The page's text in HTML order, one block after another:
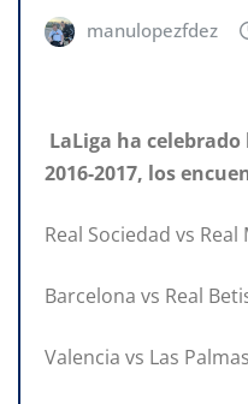
manulopezfdez
LaLiga ha
2016-2017, los
Real Sociedad vs Real
Barcelona vs Real
Valencia vs Las Palmas